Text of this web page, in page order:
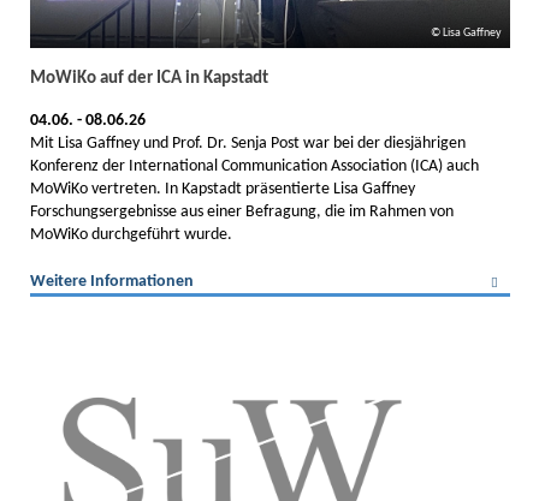
Lisa Gaffney
MoWiKo auf der ICA in Kapstadt
04.06. - 08.06.26
Mit Lisa Gaffney und Prof. Dr. Senja Post war bei der diesjährigen
Konferenz der International Communication Association (ICA) auch
MoWiKo vertreten. In Kapstadt präsentierte Lisa Gaffney
Forschungsergebnisse aus einer Befragung, die im Rahmen von
MoWiKo durchgeführt wurde.
Weitere Informationen